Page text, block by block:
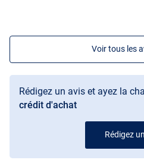
Voir tous les
Rédigez un avis et ayez la
crédit d'achat
Rédigez